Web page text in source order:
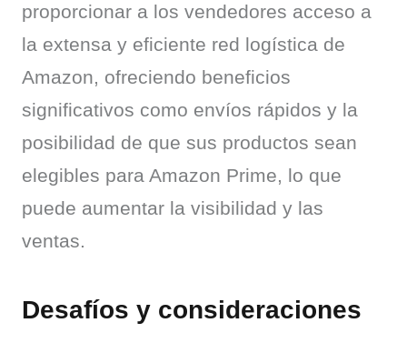
proporcionar a los vendedores acceso a
la extensa y eficiente red logística de
Amazon, ofreciendo beneficios
significativos como envíos rápidos y la
posibilidad de que sus productos sean
elegibles para Amazon Prime, lo que
puede aumentar la visibilidad y las
ventas.
Desafíos y consideraciones